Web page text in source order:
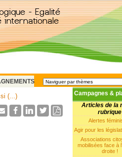
Campagnes &
Articles de la
rubrique
Alertes
Agir pour les
Associations
mobilisées face à
droite !
(...)